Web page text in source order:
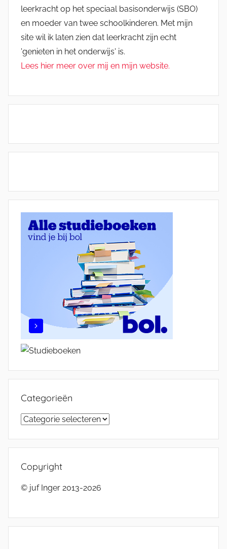
leerkracht op het speciaal basisonderwijs (SBO)
en moeder van twee schoolkinderen. Met mijn
site wil ik laten zien dat leerkracht zijn echt
'genieten in het onderwijs' is.
Lees hier meer over mij en mijn website.
Categorieën
Categorieën
Copyright
© juf Inger 2013-2026